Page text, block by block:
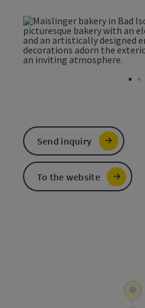
Send inquiry
To the website